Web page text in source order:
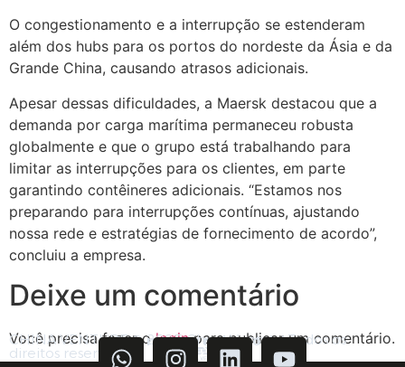
O congestionamento e a interrupção se estenderam
além dos hubs para os portos do nordeste da Ásia e da
Grande China, causando atrasos adicionais.
Apesar dessas dificuldades, a Maersk destacou que a
demanda por carga marítima permaneceu robusta
globalmente e que o grupo está trabalhando para
limitar as interrupções para os clientes, em parte
garantindo contêineres adicionais. “Estamos nos
preparando para interrupções contínuas, ajustando
nossa rede e estratégias de fornecimento de acordo”,
concluiu a empresa.
Deixe um comentário
Você precisa fazer ologinpara publicar um comentário.
CHINA VENTURE © 2025 China Venture Todos os
direitos reservados
Siga nos nas redes sociais